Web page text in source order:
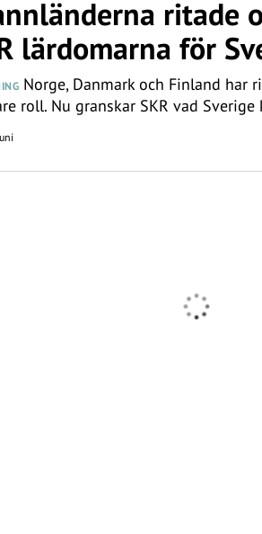
ritade
lärdomarna för
Norge, Danmark och Finland har
roll. Nu granskar SKR vad